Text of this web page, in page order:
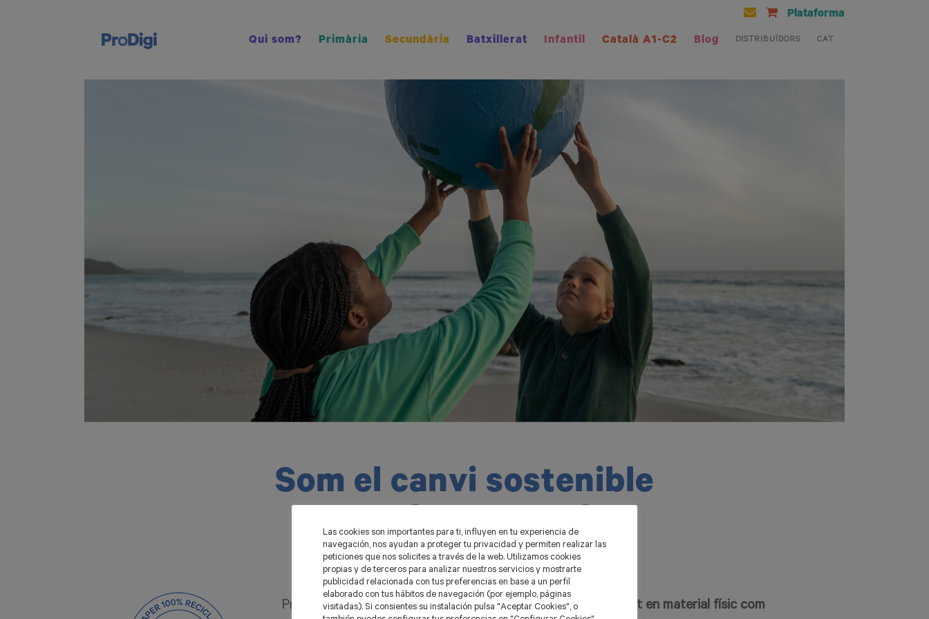
Plataforma
Qui som? Primària Secundària Batxillerat Infantil Català A1-C2 Blog DISTRIBUÏDORS CAT
Som el canvi sostenible
que volem aprendre
ProDigi ha començat aevolucionar cap a la sostenibilitat, tant en material físic com
Las cookies son importantes para ti, influyen en tu experiencia de
navegación, nos ayudan a proteger tu privacidad y permiten realizar las
peticiones que nos solicites a través de la web. Utilizamos cookies
propias y de terceros para analizar nuestros servicios y mostrarte
publicidad relacionada con tus preferencias en base a un perfil
elaborado con tus hábitos de navegación (por ejemplo, páginas
visitadas). Si consientes su instalación pulsa "Aceptar Cookies", o